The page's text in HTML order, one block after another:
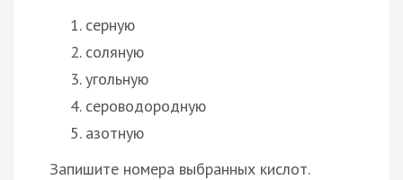
серную
соляную
угольную
сероводородную
азотную
Запишите номера выбранных кислот.